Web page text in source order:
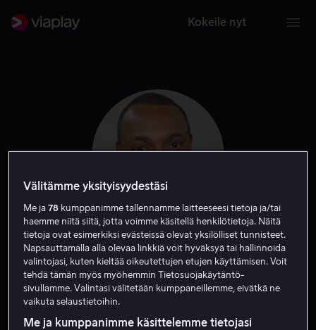
Kokeile nyt
Michael Winslow
Vieras Näyttelijä
Välitämme yksityisyydestäsi
Me ja78 kumppanimme tallennamme laitteeseesi tietoja ja/tai
haemme niitä siitä, jotta voimme käsitellä henkilötietoja. Näitä
tietoja ovat esimerkiksi evästeissä olevat yksilölliset tunnisteet.
Napsauttamalla alla olevaa linkkiä voit hyväksyä tai hallinnoida
valintojasi, kuten kieltää oikeutettujen etujen käyttämisen. Voit
tehdä tämän myös myöhemmin Tietosuojakäytäntö-
sivullamme. Valintasi välitetään kumppaneillemme, eivätkä ne
vaikuta selaustietoihin.
Me ja kumppanimme käsittelemme tietojasi